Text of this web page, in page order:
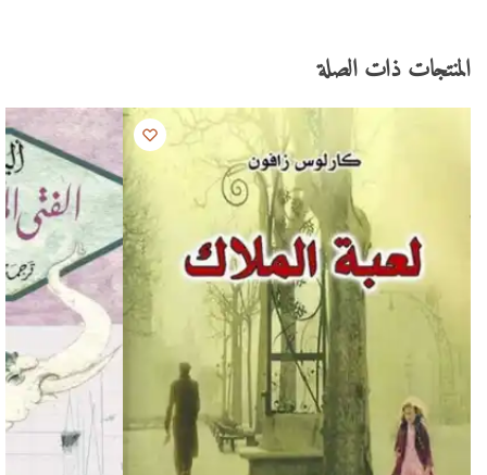
المنتجات ذات الصلة